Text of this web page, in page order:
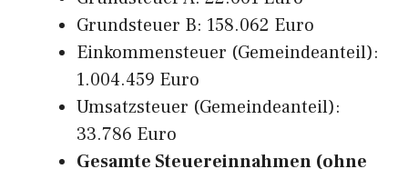
Grundsteuer B: 158.062 Euro
Einkommensteuer (Gemeindeanteil):
1.004.459 Euro
Umsatzsteuer (Gemeindeanteil):
33.786 Euro
Gesamte Steuereinnahmen (ohne